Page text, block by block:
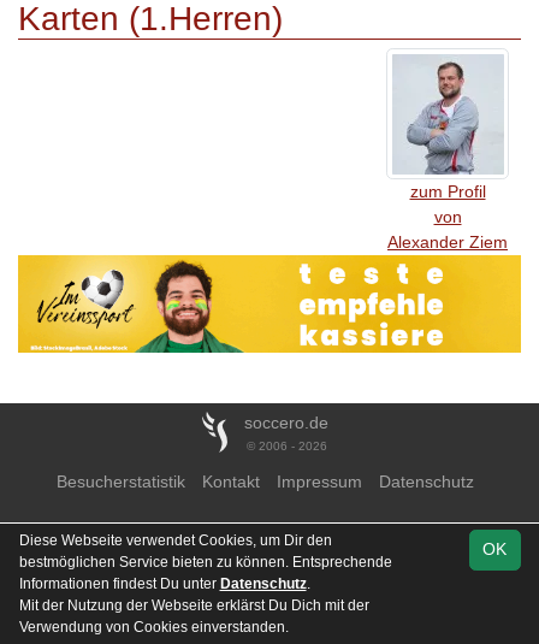
Karten (1.Herren)
zum Profil
von
Alexander Ziem
soccero.de
© 2006 - 2026
Besucherstatistik Kontakt Impressum Datenschutz
OK
Diese Webseite verwendet Cookies, um Dir den
bestmöglichen Service bieten zu können. Entsprechende
Informationen findest Du unter Datenschutz.
Mit der Nutzung der Webseite erklärst Du Dich mit der
Verwendung von Cookies einverstanden.